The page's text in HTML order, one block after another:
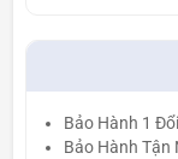
Bảo Hành 1
Bảo Hành Tận